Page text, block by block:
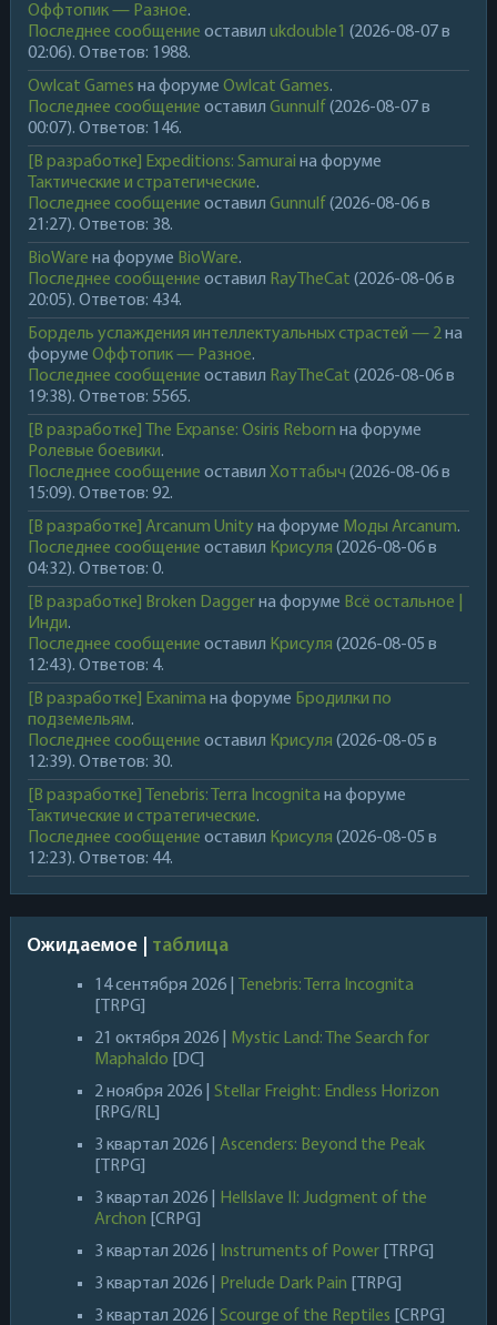
Оффтопик — Разное.
Последнее сообщение оставил ukdouble1 (2026-08-07 в
02:06). Ответов: 1988.
Owlcat Games на форуме Owlcat Games.
Последнее сообщение оставил Gunnulf (2026-08-07 в
00:07). Ответов: 146.
[В разработке] Expeditions: Samurai на форуме
Тактические и стратегические.
Последнее сообщение оставил Gunnulf (2026-08-06 в
21:27). Ответов: 38.
BioWare на форуме BioWare.
Последнее сообщение оставил RayTheCat (2026-08-06 в
20:05). Ответов: 434.
Бордель услаждения интеллектуальных страстей — 2на
форуме Оффтопик — Разное.
Последнее сообщение оставил RayTheCat (2026-08-06 в
19:38). Ответов: 5565.
[В разработке] The Expanse: Osiris Reborn на форуме
Ролевые боевики.
Последнее сообщение оставил Хоттабыч (2026-08-06 в
15:09). Ответов: 92.
[В разработке] Arcanum Unity на форуме Моды Arcanum.
Последнее сообщение оставил Крисуля (2026-08-06 в
04:32). Ответов: 0.
[В разработке] Broken Daggerна форуме Всё остальное |
Инди.
Последнее сообщение оставил Крисуля (2026-08-05 в
12:43). Ответов: 4.
[В разработке] Exanima на форуме Бродилки по
подземельям.
Последнее сообщение оставил Крисуля (2026-08-05 в
12:39). Ответов: 30.
[В разработке] Tenebris: Terra Incognita на форуме
Тактические и стратегические.
Последнее сообщение оставил Крисуля (2026-08-05 в
12:23). Ответов: 44.
Ожидаемое | таблица
14 сентября 2026 |
Tenebris: Terra Incognita
[TRPG]
21 октября 2026 |
Mystic Land: The Search for
Maphaldo
[DC]
2 ноября 2026 | Stellar Freight: Endless Horizon
[RPG/RL]
3 квартал 2026 | Ascenders: Beyond the Peak
[TRPG]
3 квартал 2026 |
Hellslave II: Judgment of the
Archon [CRPG]
3 квартал 2026 |
Instruments of Power
[TRPG]
3 квартал 2026 |
Prelude Dark Pain
[TRPG]
3 квартал 2026 | Scourge of the Reptiles [CRPG]